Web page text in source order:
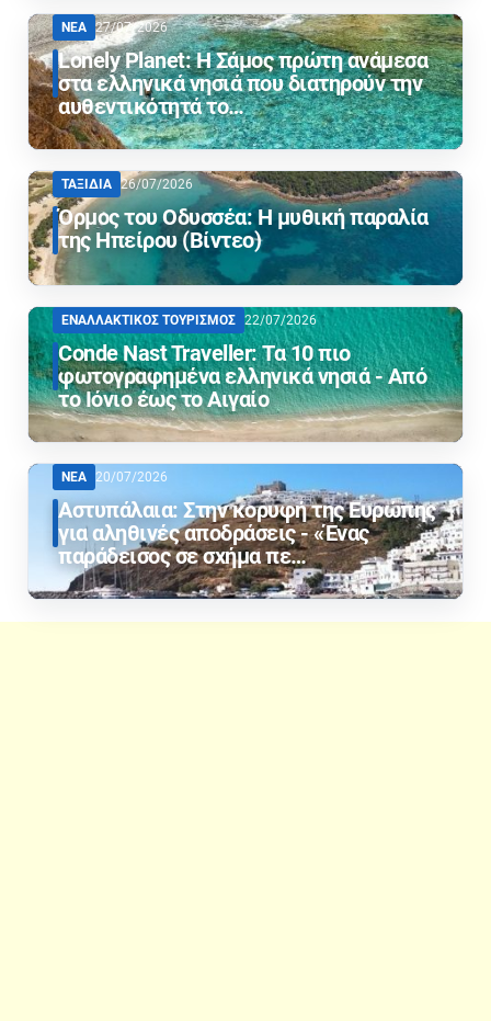
ΝΕΑ 27/07/2026
Lonely Planet: Η Σάμος πρώτη ανάμεσα
στα ελληνικά νησιά που διατηρούν την
αυθεντικότητά το…
ΤΑΞΙΔΙΑ 26/07/2026
Όρμος του Οδυσσέα: Η μυθική παραλία
της Ηπείρου (Βίντεο)
ΕΝΑΛΛΑΚΤΙΚΟΣ ΤΟΥΡΙΣΜΟΣ 22/07/2026
Conde Nast Traveller: Τα 10 πιο
φωτογραφημένα ελληνικά νησιά - Από
το Ιόνιο έως το Αιγαίο
ΝΕΑ 20/07/2026
Αστυπάλαια: Στην κορυφή της Ευρώπης
για αληθινές αποδράσεις - «Ένας
παράδεισος σε σχήμα πε…